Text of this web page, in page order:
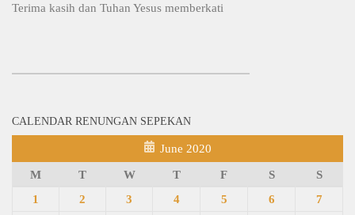
Terima kasih dan Tuhan Yesus memberkati
CALENDAR RENUNGAN SEPEKAN
June 2020
M T W T F S
S
1
2 3 4 5 6
7